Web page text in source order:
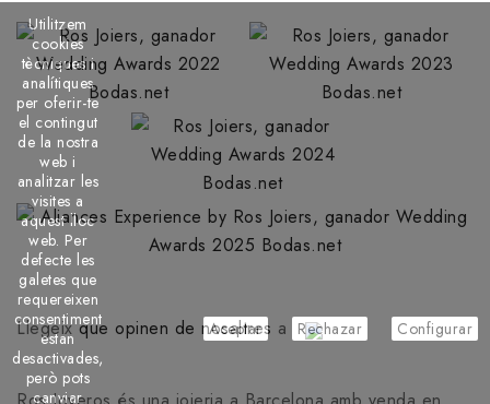
Llegeixque opinen de nosaltres a
Utilitzem
cookies
tècniques i
analítiques
per oferir-te
el contingut
de la nostra
web i
analitzar les
visites a
aquest lloc
web. Per
defecte les
galetes que
requereixen
consentiment
estan
desactivades,
però pots
canviar
Aceptar Rechazar Configurar